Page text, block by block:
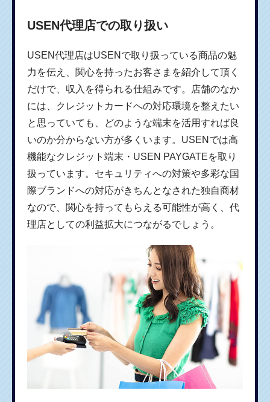
USEN代理店での取り扱い
USEN代理店はUSENで取り扱っている商品の魅
力を伝え、関心を持ったお客さまを紹介して頂く
だけで、収入を得られる仕組みです。店舗のなか
には、クレジットカードへの対応環境を整えたい
と思っていても、どのような端末を活用すれば良
いのか分からない方が多くいます。USENでは高
機能なクレジット端末・USEN PAYGATEを取り
扱っています。セキュリティへの対策や多彩な国
際ブランドへの対応がきちんとなされた独自商材
なので、関心を持ってもらえる可能性が高く、代
理店としての利益拡大につながるでしょう。